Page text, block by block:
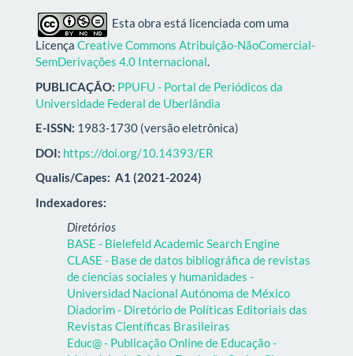
Esta obra está licenciada com uma
Licença Creative Commons Atribuição-NãoComercial-
SemDerivações 4.0 Internacional.
PUBLICAÇÃO: PPUFU - Portal de Periódicos da
Universidade Federal de Uberlândia
E-ISSN: 1983-1730 (versão eletrônica)
DOI: https://doi.org/10.14393/ER
Qualis/Capes: A1 (2021-2024)
Indexadores:
Diretórios
BASE - Bielefeld Academic Search Engine
CLASE - Base de datos bibliográfica de revistas
de ciencias sociales y humanidades -
Universidad Nacional Autónoma de México
Diadorim - Diretório de Políticas Editoriais das
Revistas Científicas Brasileiras
Educ@ - Publicação Online de Educação -